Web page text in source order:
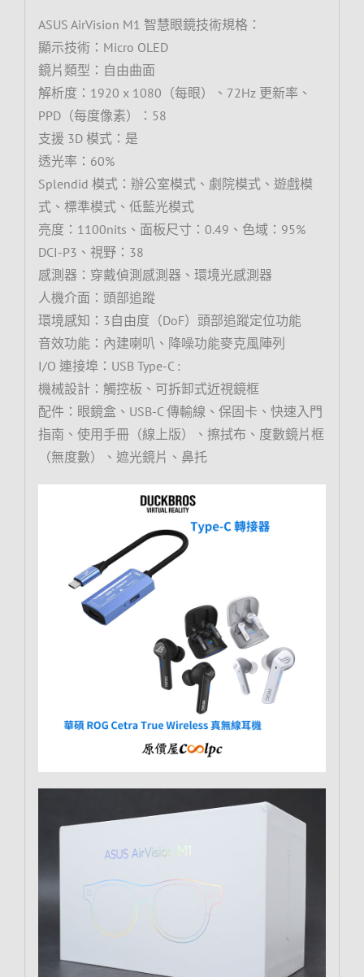
ASUS AirVision M1 智慧眼鏡技術規格：
顯示技術：Micro OLED
鏡片類型：自由曲面
解析度：1920 x 1080（每眼）、72Hz 更新率、
PPD（每度像素）：58
支援 3D 模式：是
透光率：60%
Splendid 模式：辦公室模式、劇院模式、遊戲模
式、標準模式、低藍光模式
亮度：1100nits、面板尺寸：0.49、色域：95%
DCI-P3、視野：38
感測器：穿戴偵測感測器、環境光感測器
人機介面：頭部追蹤
環境感知：3自由度（DoF）頭部追蹤定位功能
音效功能：內建喇叭、降噪功能麥克風陣列
I/O 連接埠：USB Type-C :
機械設計：觸控板、可拆卸式近視鏡框
配件：眼鏡盒、USB-C 傳輸線、保固卡、快速入門
指南、使用手冊（線上版）、擦拭布、度數鏡片框
（無度數）、遮光鏡片、鼻托